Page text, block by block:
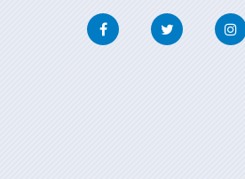
FacebookTwitter